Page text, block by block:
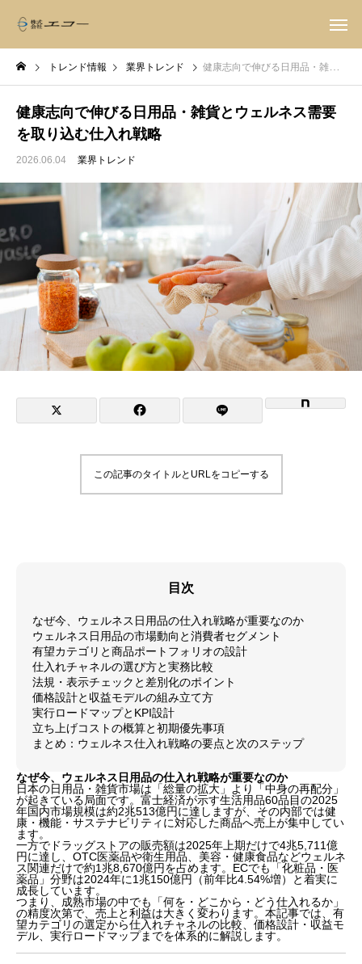
トレンド情報 業界トレンド 健康志向で伸びる日用品・雑貨とウェルネス需要を取り込む仕入れ戦略
健康志向で伸びる日用品・雑貨とウェルネス需要
を取り込む仕入れ戦略
2026.06.04 業界トレンド
この記事のタイトルとURLをコピーする
目次
なぜ今、ウェルネス日用品の仕入れ戦略が重要なのか
ウェルネス日用品の市場動向と消費者セグメント
有望カテゴリと商品ポートフォリオの設計
仕入れチャネルの選び方と実務比較
法規・表示チェックと差別化のポイント
価格設計と収益モデルの組み立て方
実行ロードマップとKPI設計
立ち上げコストの概算と初期優先事項
まとめ：ウェルネス仕入れ戦略の要点と次のステップ
なぜ今、ウェルネス日用品の仕入れ戦略が重要なのか
日本の日用品・雑貨市場は「総量の拡大」より「中身の再配分」
が起きている局面です。富士経済が示す生活用品60品目の2025
年国内市場規模は約2兆513億円に達しますが、その内部では健
康・機能・サステナビリティに対応した商品へ売上が集中してい
ます。
一方でドラッグストアの販売額は2025年上期だけで4兆5,711億
円に達し、OTC医薬品や衛生用品、美容・健康食品などウェルネ
ス関連だけで約1兆8,670億円を占めます。ECでも「化粧品・医
薬品」分野は2024年に1兆150億円（前年比4.54%増）と着実に
成長しています。
つまり、成熟市場の中でも「何を・どこから・どう仕入れるか」
の精度次第で、売上と利益は大きく変わります。本記事では、有
望カテゴリの選定から仕入れチャネルの比較、価格設計・収益モ
デル、実行ロードマップまでを体系的に解説します。